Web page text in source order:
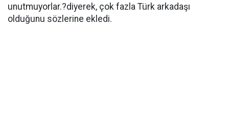
unutmuyorlar.?diyerek, çok fazla Türk arkadaşı
olduğunu sözlerine ekledi.